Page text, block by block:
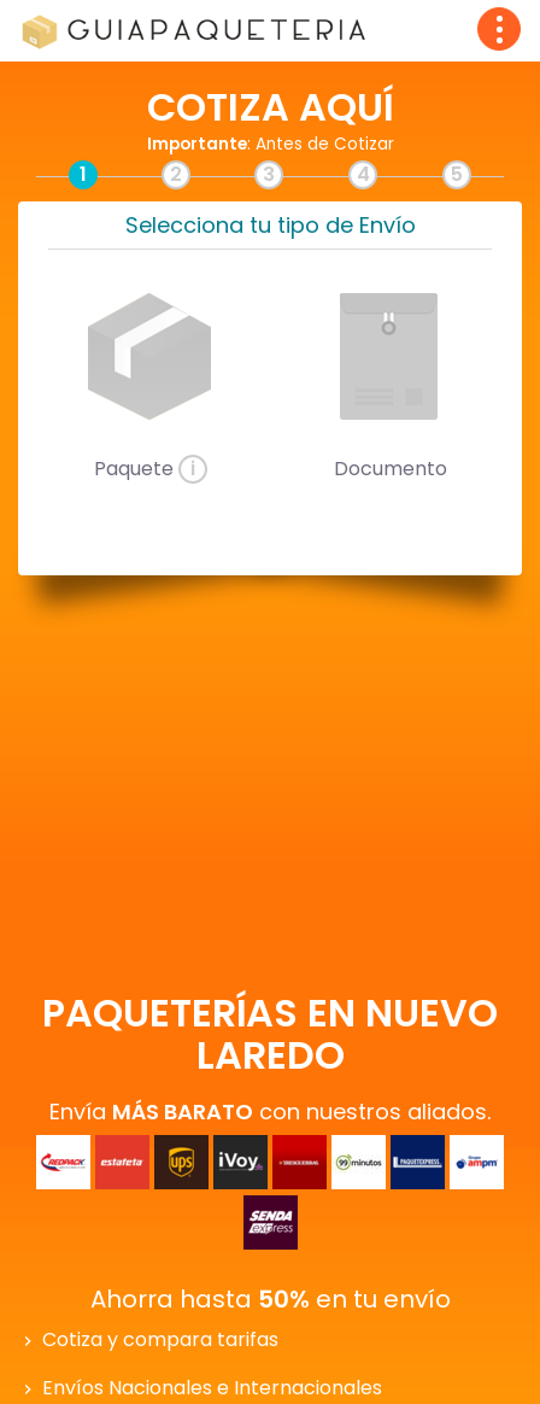
COTIZA AQUÍ
Importante: Antes de Cotizar
1 2 3 4 5
Selecciona tu tipo de Envío
Paquete i Documento
PAQUETERÍAS EN NUEVO
LAREDO
Envía MÁS BARATO con nuestros aliados.
Ahorra hasta 50% en tu envío
Cotiza y compara tarifas
Envíos Nacionales e Internacionales